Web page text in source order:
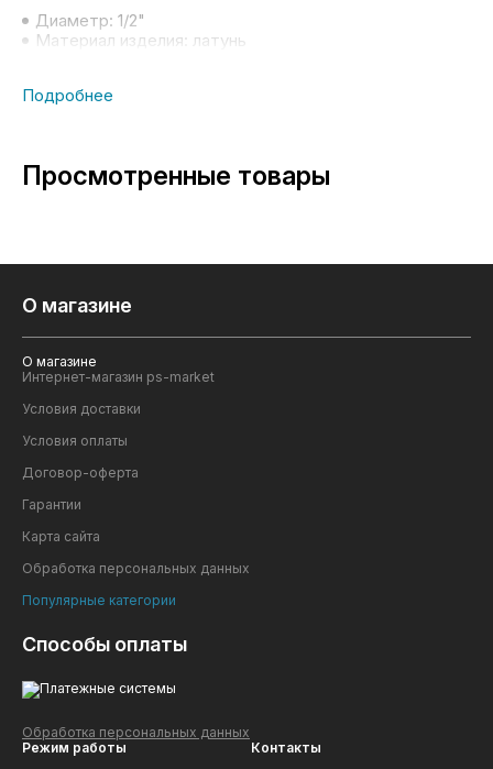
Диаметр: 1/2"
Материал изделия: латунь
Просмотренные товары
О магазине
О магазине
Интернет-магазин ps-market
Условия доставки
Условия оплаты
Договор-оферта
Гарантии
Карта сайта
Обработка персональных данных
Популярные категории
Способы оплаты
Обработка персональных данных
Режим работы
Контакты